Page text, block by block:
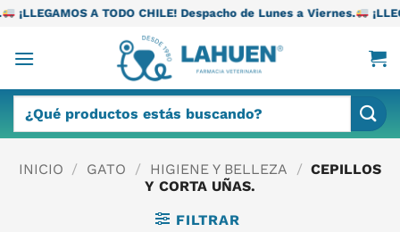
Saltar
contenido
TODO CHILE! Despacho de Lunes a Viernes. ¡LLEGAMOS A
por:
INICIO / GATO / HIGIENE Y BELLEZA / CEPILLOS
Y CORTA UÑAS.
FILTRAR